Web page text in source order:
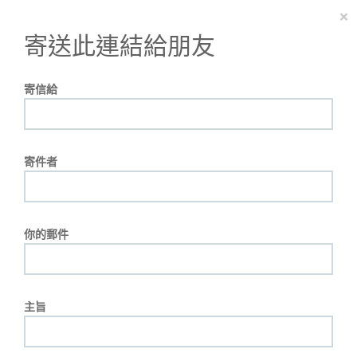
寄送此連結給朋友
×
寄信給
寄件者
你的郵件
主旨